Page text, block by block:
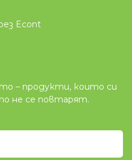
Econt
– продукти, които си
не се повтарят.